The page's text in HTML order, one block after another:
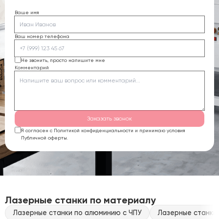
Ваше имя
Ваш номер телефона
Не звонить, просто напишите мне
Комментарий
Заказать звонок
Я согласен с Политикой конфиденциальности и принимаю условия
Публичной оферты.
Лазерные станки по материалу
Лазерные станки по алюминию с ЧПУ Лазерные